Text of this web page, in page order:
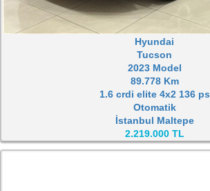
Hyundai
Tucson
2023 Model
89.778 Km
1.6 crdi elite 4x2 136 ps
Otomatik
İstanbul Maltepe
2.219.000 TL